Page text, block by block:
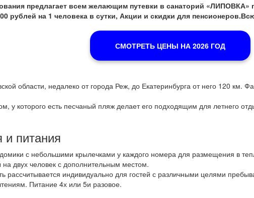
предлагает всем желающим путевки в санаторий «ЛИПОВКА»
рублей на 1 человека в сутки, Акции и скидки для
СМОТРЕТЬ ЦЕНЫ НА 2026 ГОД
области, недалеко от города Реж, до Екатеринбурга от него 120 км.
у которого есть песчаный пляж делает его подходящим для летнего
питания
с небольшими крылечками у каждого номера для размещения в
двух человек с дополнительным местом.
рассчитывается индивидуально для гостей с различными целями
Питание 4х или 5и разовое.